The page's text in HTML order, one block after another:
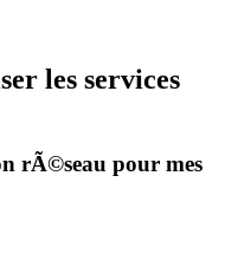
les services
rÃ©seau pour mes